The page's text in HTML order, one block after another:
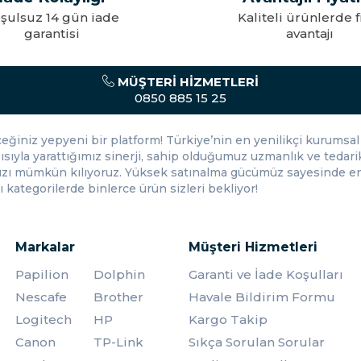
yuvarlak ve oval formlarda üretilmektedir. Ancak bu
oldukça geniştir. Mutfaklar ve sofralarda en sık kullanılan
hacmine göre içecek miktarı kolaylıkla ayarlanabilmektedir.
ısılardaki içecekler rahatlıkla tüketilebilmektedir. Son
dahi maksimum hijyen koşulları sağlar. Kullanışlı cam
oldukça geniş bir ürün yelpazesine sahiptir. Dolayısıyla
ürünlerde fiyat
avantajı
Zaman, maliyet
gücünden tasarruf
MÜŞTERI HIZMETLERI
0850 885 15 25
yepyeni bir platform! Türkiye’nin en yenilikçi kurumsal
yarattığımız sinerji, sahip olduğumuz uzmanlık ve
mümkün kılıyoruz. Yüksek satınalma gücümüz
kategorilerde binlerce ürün sizleri bekliyor!
Markalar
Papilion
Dolphin
Nescafe
Brother
Logitech
HP
Canon
TP-Link
Müşteri Hizmetleri
Garanti ve İade Koşulları
Havale Bildirim Formu
Kargo Takip
Sıkça Sorulan Sorular